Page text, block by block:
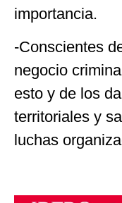
importancia.
-Conscientes
negocio
esto y de los
territoriales y
luchas